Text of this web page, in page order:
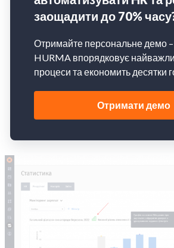
формувати бюджет
раніше не існувало в
отримувати правдиві дані
формувати зарплатне